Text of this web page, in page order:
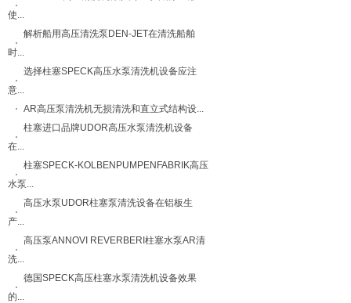
使...
解析船用高压清洗泵DEN-JET在清洗船舶
时...
选择柱塞SPECK高压水泵清洗机设备应注
意...
AR高压泵清洗机无损清洗和直立式结构设...
柱塞进口品牌UDOR高压水泵清洗机设备
在...
柱塞SPECK-KOLBENPUMPENFABRIK高压
水泵...
高压水泵UDOR柱塞泵清洗设备在铝板生
产...
高压泵ANNOVI REVERBERI柱塞水泵AR清
洗...
德国SPECK高压柱塞水泵清洗机设备效果
的...